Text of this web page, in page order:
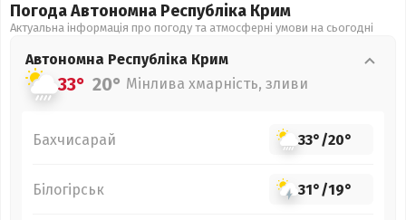
Погода Автономна Республіка Крим
Актуальна інформація про погоду та атмосферні умови на сьогодні
Автономна Республіка Крим
33° 20° Мінлива хмарність, зливи
Бахчисарай 33°/20°
Білогірськ 31°/19°